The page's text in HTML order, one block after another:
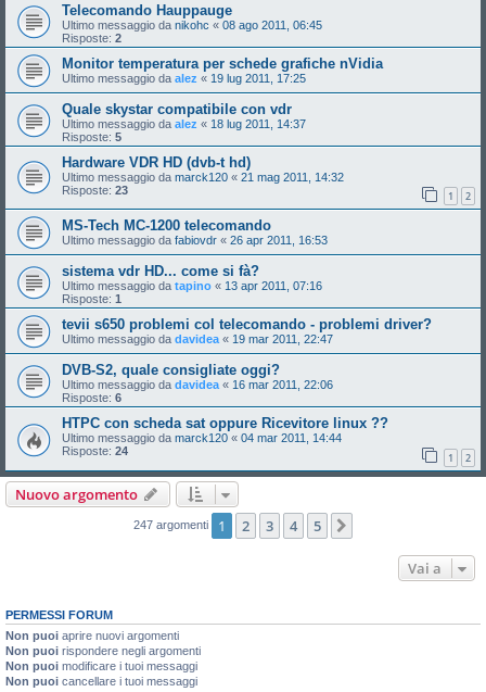
Telecomando Hauppauge
Ultimo messaggio da nikohc « 08 ago 2011, 06:45
Risposte: 2
Monitor temperatura per schede grafiche nVidia
Ultimo messaggio da alez « 19 lug 2011, 17:25
Quale skystar compatibile con vdr
Ultimo messaggio da alez « 18 lug 2011, 14:37
Risposte: 5
Hardware VDR HD (dvb-t hd)
Ultimo messaggio da marck120 « 21 mag 2011, 14:32
Risposte: 23 1 2
MS-Tech MC-1200 telecomando
Ultimo messaggio da fabiovdr « 26 apr 2011, 16:53
sistema vdr HD... come si fà?
Ultimo messaggio da tapino « 13 apr 2011, 07:16
Risposte: 1
tevii s650 problemi col telecomando - problemi driver?
Ultimo messaggio da davidea« 19 mar 2011, 22:47
DVB-S2, quale consigliate oggi?
Ultimo messaggio da davidea« 16 mar 2011, 22:06
Risposte: 6
HTPC con scheda sat oppure Ricevitore linux ??
Ultimo messaggio da marck120 « 04 mar 2011, 14:44
Risposte: 24 1 2
Nuovo argomento
247 argomenti 1 2 3 4 5
Vai a
PERMESSI FORUM
Non puoi aprire nuovi argomenti
Non puoi rispondere negli argomenti
Non puoi modificare i tuoi messaggi
Non puoi cancellare i tuoi messaggi